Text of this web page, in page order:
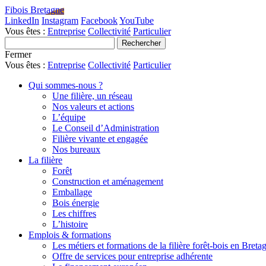
Fibois Bretagne
LinkedIn Instagram FacebookYouTube
Vous êtes : Entreprise Collectivité Particulier
Fermer
Vous êtes : Entreprise Collectivité Particulier
Qui sommes-nous ?
Une filière, un réseau
Nos valeurs et actions
L’équipe
Le Conseil d’Administration
Filière vivante et engagée
Nos bureaux
La filière
Forêt
Construction et aménagement
Emballage
Bois énergie
Les chiffres
L’histoire
Emplois & formations
Les métiers et formations de la filière forêt-bois en
Offre de services pour entreprise adhérente